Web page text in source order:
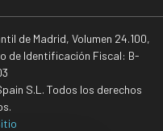
de Madrid, Volumen 24.100,
de Identificación Fiscal: B-
S.L. Todos los derechos